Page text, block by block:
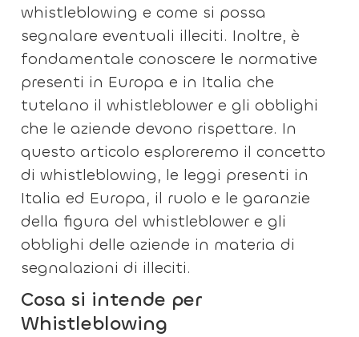
whistleblowing e come si possa
segnalare eventuali illeciti. Inoltre, è
fondamentale conoscere le normative
presenti in Europa e in Italia che
tutelano il whistleblower e gli obblighi
che le aziende devono rispettare. In
questo articolo esploreremo il concetto
di whistleblowing, le leggi presenti in
Italia ed Europa, il ruolo e le garanzie
della figura del whistleblower e gli
obblighi delle aziende in materia di
segnalazioni di illeciti.
Cosa si intende per
Whistleblowing